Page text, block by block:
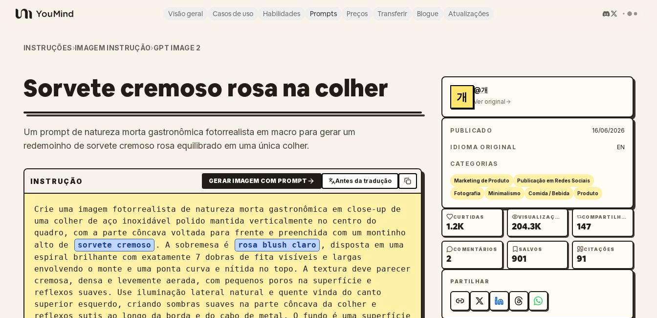
YouMind
Visão geral Casos de uso Habilidades Prompts Preços Transferir Blogue Atualizações
INSTRUÇÕES›IMAGEM INSTRUÇÃO›GPT IMAGE 2
Sorvete cremoso rosa na colher
Um prompt de natureza morta gastronômica fotorrealista em macro para gerar um
redemoinho de sorvete cremoso rosa equilibrado em uma única colher.
INSTRUÇÃO GERAR IMAGEM COM PROMPT Antes da tradução
Crie uma imagem fotorrealista de natureza morta gastronômica em close-up de
uma colher de aço inoxidável polido mantida verticalmente no centro do
quadro, com a parte côncava voltada para frente e preenchida com um montinho
alto de
sorvete cremoso . A sobremesa é rosa blush claro
, disposta em uma
espiral brilhante com exatamente 7 dobras de fita visíveis e largas
envolvendo o monte e uma ponta curva e nítida no topo. A textura deve parecer
cremosa, densa e levemente aerada, com pequenos poros na superfície e
reflexos suaves. Use iluminação lateral natural e quente vinda do canto
superior esquerdo, criando sombras suaves na parte côncava da colher e
reflexos sutis ao longo da borda e do cabo de metal. O fundo é uma superfície
개
@개
Ver original
PUBLICADO 16/06/2026
IDIOMA ORIGINAL EN
CATEGORIAS
Marketing de Produto Publicação em Redes Sociais
Fotografia Minimalismo Comida / Bebida Produto
CURTIDAS
1.2K
VISUALIZAÇÕES
204.3K
COMPARTILHAMENTOS
147
COMENTÁRIOS
2
SALVOS
901
CITAÇÕES
91
PARTILHAR